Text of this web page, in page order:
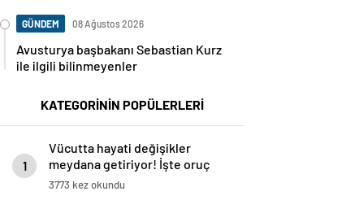
GÜNDEM 08 Ağustos 2026
Avusturya başbakanı Sebastian Kurz
ile ilgili bilinmeyenler
KATEGORİNİN POPÜLERLERİ
1
Vücutta hayati değişikler
meydana getiriyor! İşte oruç
tutmanın 8 faydası
3773 kez okundu